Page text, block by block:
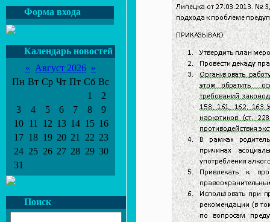
Форма входа
Календарь новостей
« Август 2026 »
Пн Вт Ср Чт Пт Сб Вс
1
2
3
4 5 6 7 8
9
10
11 12 13 14 15 16
17 18 19 20 21 22 23
24 25 26 27 28 29 30
31
Поиск